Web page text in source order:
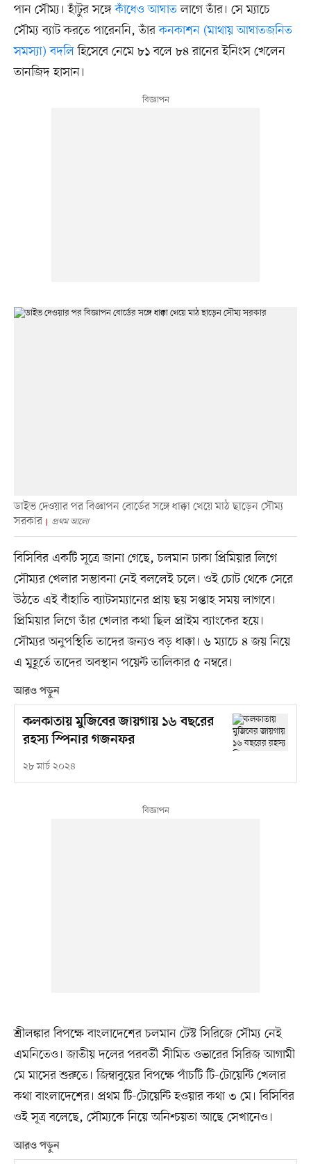
পান সৌম্য। হাঁটুর সঙ্গেকাঁধেও আঘাতলাগে তাঁর। সে ম্যাচে
সৌম্য ব্যাট করতে পারেননি, তাঁরকনকাশন (মাথায় আঘাতজনিত
সমস্যা) বদলিহিসেবে নেমে ৮১ বলে ৮৪ রানের ইনিংস খেলেন
তানজিদ হাসান।
ডাইভ দেওয়ার পর বিজ্ঞাপন বোর্ডের সঙ্গে ধাক্কা খেয়ে মাঠ ছাড়েন সৌম্য
সরকার
প্রথম আলো
বিসিবির একটি সূত্রে জানা গেছে, চলমান ঢাকা প্রিমিয়ার লিগে
সৌম্যর খেলার সম্ভাবনা নেই বললেই চলে। ওই চোট থেকে সেরে
উঠতে এই বাঁহাতি ব্যাটসম্যানের প্রায় ছয় সপ্তাহ সময় লাগবে।
প্রিমিয়ার লিগে তাঁর খেলার কথা ছিল প্রাইম ব্যাংকের হয়ে।
সৌম্যর অনুপস্থিতি তাদের জন্যও বড় ধাক্কা। ৬ ম্যাচে ৪ জয় নিয়ে
এ মুহূর্তে তাদের অবস্থান পয়েন্ট তালিকার ৫ নম্বরে।
আরও পড়ুন
কলকাতায় মুজিবের জায়গায় ১৬ বছরের
রহস্য স্পিনার গজনফর
২৮ মার্চ ২০২৪
শ্রীলঙ্কার বিপক্ষে বাংলাদেশের চলমান টেস্ট সিরিজে সৌম্য নেই
এমনিতেও। জাতীয় দলের পরবর্তী সীমিত ওভারের সিরিজ আগামী
মে মাসের শুরুতে। জিম্বাবুয়ের বিপক্ষে পাঁচটি টি-টোয়েন্টি খেলার
কথা বাংলাদেশের। প্রথম টি-টোয়েন্টি হওয়ার কথা ৩ মে। বিসিবির
ওই সূত্র বলেছে, সৌম্যকে নিয়ে অনিশ্চয়তা আছে সেখানেও।
আরও পড়ুন